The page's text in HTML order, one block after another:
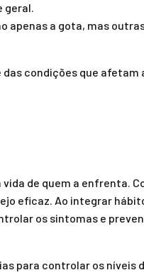
geral.
apenas a gota, mas
condições que afetam
de quem a enfrenta.
eficaz. Ao integrar
os sintomas e
para controlar os níveis